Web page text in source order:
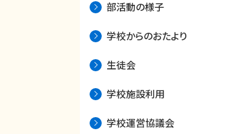
部活動の様子
学校からのおたより
生徒会
学校施設利用
学校運営協議会